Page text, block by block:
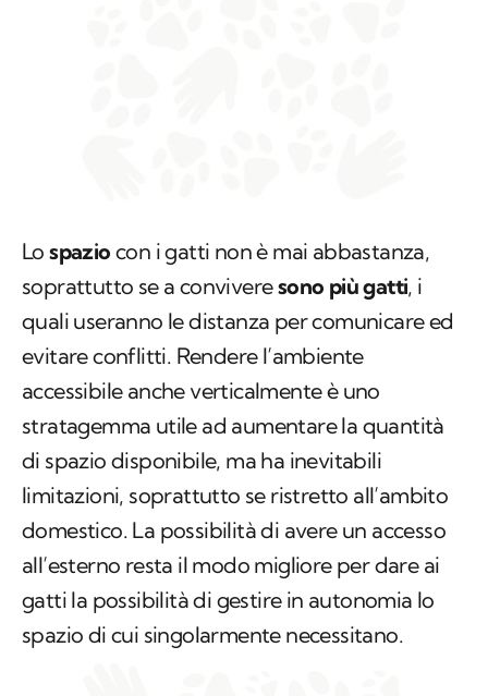
Lospaziocon i gatti non è mai abbastanza,
soprattutto se a conviveresono più gatti, i
quali useranno le distanza per comunicare ed
evitare conflitti. Rendere l’ambiente
accessibile anche verticalmente è uno
stratagemma utile ad aumentare la quantità
di spazio disponibile, ma ha inevitabili
limitazioni, soprattutto se ristretto all’ambito
domestico. La possibilità di avere un accesso
all’esterno resta il modo migliore per dare ai
gatti la possibilità di gestire in autonomia lo
spazio di cui singolarmente necessitano.